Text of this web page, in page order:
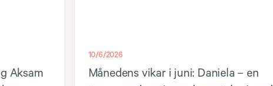
Aksam
10/6/2026
Månedens vikar i juni: Daniela – en